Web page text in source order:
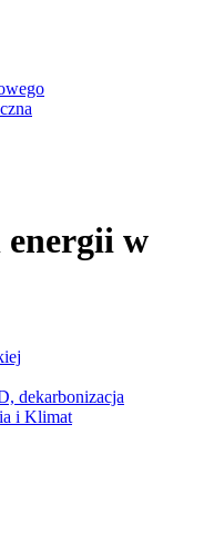
energii w
dekarbonizacja
i Klimat